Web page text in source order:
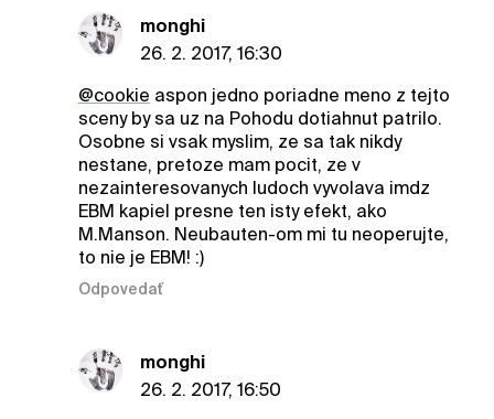
monghi
26. 2. 2017, 16:30
@cookie aspon jedno poriadne meno z tejto
sceny by sa uz na Pohodu dotiahnut patrilo.
Osobne si vsak myslim, ze sa tak nikdy
nestane, pretoze mam pocit, ze v
nezainteresovanych ludoch vyvolava imdz
EBM kapiel presne ten isty efekt, ako
M.Manson. Neubauten-om mi tu neoperujte,
to nie je EBM! :)
Odpovedať
monghi
26. 2. 2017, 16:50